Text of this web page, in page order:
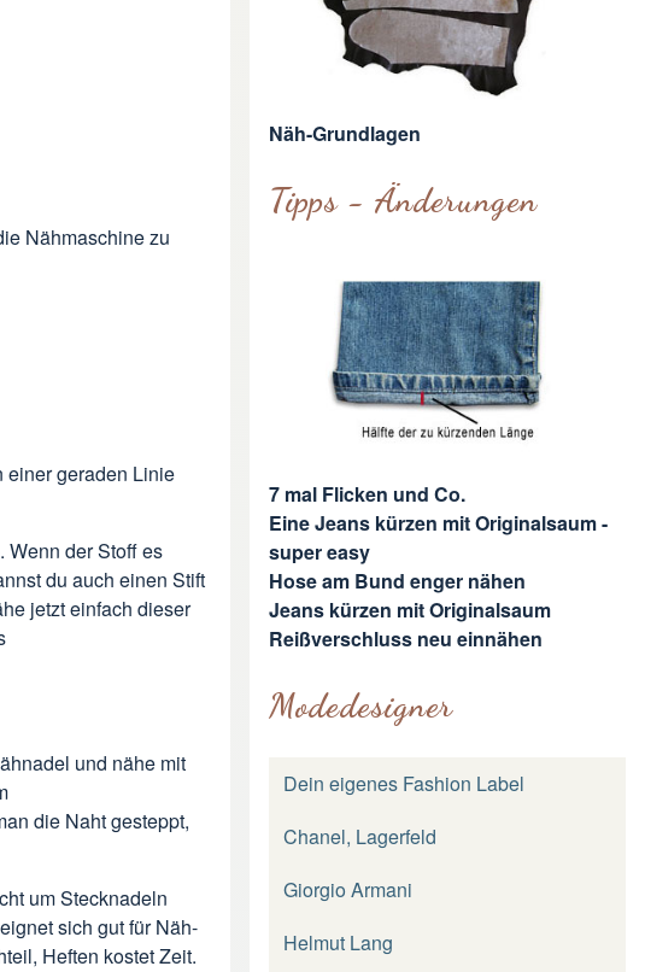
Nähmaschine zu
einer geraden Linie
Wenn der Stoff es
du auch einen Stift
jetzt einfach dieser
und nähe mit
die Naht gesteppt,
um Stecknadeln
sich gut für Näh-
Heften kostet Zeit.
Näh-Grundlagen
Tipps - Änderungen
7 mal Flicken und Co.
Eine Jeans kürzen mit Originalsaum -
super easy
Hose am Bund enger nähen
Jeans kürzen mit Originalsaum
Reißverschluss neu einnähen
Modedesigner
Dein eigenes Fashion Label
Chanel, Lagerfeld
Giorgio Armani
Helmut Lang